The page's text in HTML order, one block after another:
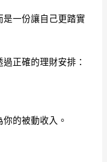
一份讓自己更踏實
正確的理財安排：
的被動收入。